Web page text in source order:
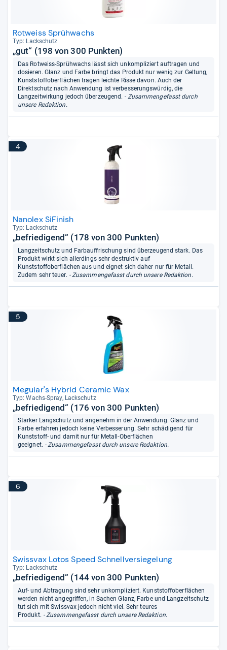
Rotweiss Sprühwachs
Typ: Lack­schutz
„gut“ (198 von 300 Punkten)
Das Rotweiss-Sprühwachs lässt sich unkompliziert auftragen und
dosieren. Glanz und Farbe bringt das Produkt nur wenig zur Geltung,
Kunststoffoberflächen tragen leichte Risse davon. Auch der
Direktschutz nach Anwendung ist verbesserungswürdig, die
Langzeitwirkung jedoch überzeugend. - Zusammengefasst durch
unsere Redaktion.
4
Nanolex SiFinish
Typ: Lack­schutz
„befriedigend“ (178 von 300 Punkten)
Langzeitschutz und Farbauffrischung sind überzeugend stark. Das
Produkt wirkt sich allerdings sehr destruktiv auf
Kunststoffoberflächen aus und eignet sich daher nur für Metall.
Zudem sehr teuer. - Zusammengefasst durch unsere Redaktion.
5
Meguiar's Hybrid Ceramic Wax
Typ: Wachs-​Spray, Lack­schutz
„befriedigend“ (176 von 300 Punkten)
Starker Langschutz und angenehm in der Anwendung. Glanz und
Farbe erfahren jedoch keine Verbesserung. Sehr schädigend für
Kunststoff- und damit nur für Metall-Oberflächen
geeignet. - Zusammengefasst durch unsere Redaktion.
6
Swissvax Lotos Speed Schnellversiegelung
Typ: Lack­schutz
„befriedigend“ (144 von 300 Punkten)
Auf- und Abtragung sind sehr unkompliziert. Kunststoffoberflächen
werden nicht angegriffen, in Sachen Glanz, Farbe und Langzeitschutz
tut sich mit Swissvax jedoch nicht viel. Sehr teures
Produkt. - Zusammengefasst durch unsere Redaktion.